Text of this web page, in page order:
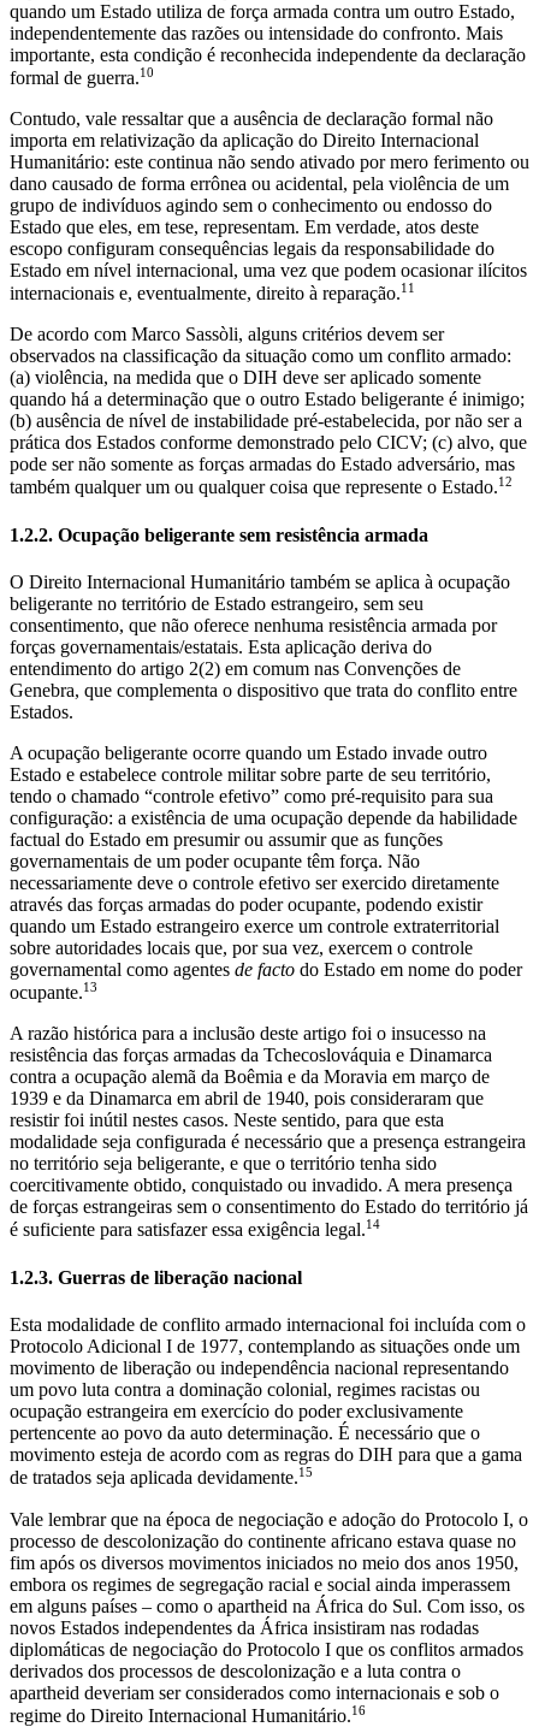
quando um Estado utiliza de força armada contra um outro Estado,
independentemente das razões ou intensidade do confronto. Mais
importante, esta condição é reconhecida independente da declaração
formal de guerra.10
Contudo, vale ressaltar que a ausência de declaração formal não
importa em relativização da aplicação do Direito Internacional
Humanitário: este continua não sendo ativado por mero ferimento ou
dano causado de forma errônea ou acidental, pela violência de um
grupo de indivíduos agindo sem o conhecimento ou endosso do
Estado que eles, em tese, representam. Em verdade, atos deste
escopo configuram consequências legais da responsabilidade do
Estado em nível internacional, uma vez que podem ocasionar ilícitos
internacionais e, eventualmente, direito à reparação.11
De acordo com Marco Sassòli, alguns critérios devem ser
observados na classificação da situação como um conflito armado:
(a) violência, na medida que o DIH deve ser aplicado somente
quando há a determinação que o outro Estado beligerante é inimigo;
(b) ausência de nível de instabilidade pré-estabelecida, por não ser a
prática dos Estados conforme demonstrado pelo CICV; (c) alvo, que
pode ser não somente as forças armadas do Estado adversário, mas
também qualquer um ou qualquer coisa que represente o Estado.12
1.2.2. Ocupação beligerante sem resistência armada
O Direito Internacional Humanitário também se aplica à ocupação
beligerante no território de Estado estrangeiro, sem seu
consentimento, que não oferece nenhuma resistência armada por
forças governamentais/estatais. Esta aplicação deriva do
entendimento do artigo 2(2) em comum nas Convenções de
Genebra, que complementa o dispositivo que trata do conflito entre
Estados.
A ocupação beligerante ocorre quando um Estado invade outro
Estado e estabelece controle militar sobre parte de seu território,
tendo o chamado “controle efetivo” como pré-requisito para sua
configuração: a existência de uma ocupação depende da habilidade
factual do Estado em presumir ou assumir que as funções
governamentais de um poder ocupante têm força. Não
necessariamente deve o controle efetivo ser exercido diretamente
através das forças armadas do poder ocupante, podendo existir
quando um Estado estrangeiro exerce um controle extraterritorial
sobre autoridades locais que, por sua vez, exercem o controle
governamental como agentes de facto do Estado em nome do poder
ocupante.13
A razão histórica para a inclusão deste artigo foi o insucesso na
resistência das forças armadas da Tchecoslováquia e Dinamarca
contra a ocupação alemã da Boêmia e da Moravia em março de
1939 e da Dinamarca em abril de 1940, pois consideraram que
resistir foi inútil nestes casos. Neste sentido, para que esta
modalidade seja configurada é necessário que a presença estrangeira
no território seja beligerante, e que o território tenha sido
coercitivamente obtido, conquistado ou invadido. A mera presença
de forças estrangeiras sem o consentimento do Estado do território já
é suficiente para satisfazer essa exigência legal.14
1.2.3. Guerras de liberação nacional
Esta modalidade de conflito armado internacional foi incluída com o
Protocolo Adicional I de 1977, contemplando as situações onde um
movimento de liberação ou independência nacional representando
um povo luta contra a dominação colonial, regimes racistas ou
ocupação estrangeira em exercício do poder exclusivamente
pertencente ao povo da auto determinação. É necessário que o
movimento esteja de acordo com as regras do DIH para que a gama
de tratados seja aplicada devidamente.15
Vale lembrar que na época de negociação e adoção do Protocolo I, o
processo de descolonização do continente africano estava quase no
fim após os diversos movimentos iniciados no meio dos anos 1950,
embora os regimes de segregação racial e social ainda imperassem
em alguns países – como o apartheid na África do Sul. Com isso, os
novos Estados independentes da África insistiram nas rodadas
diplomáticas de negociação do Protocolo I que os conflitos armados
derivados dos processos de descolonização e a luta contra o
apartheid deveriam ser considerados como internacionais e sob o
regime do Direito Internacional Humanitário.16